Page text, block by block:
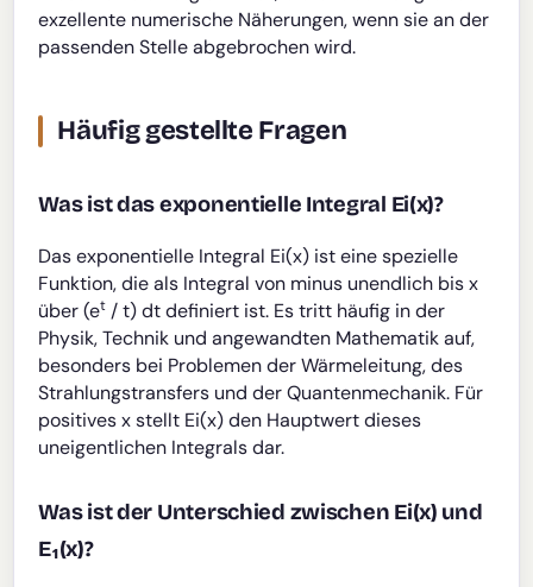
exzellente numerische Näherungen, wenn sie an der
passenden Stelle abgebrochen wird.
Häufig gestellte Fragen
Was ist das exponentielle Integral Ei(x)?
Das exponentielle Integral Ei(x) ist eine spezielle
Funktion, die als Integral von minus unendlich bis x
über (et / t) dt definiert ist. Es tritt häufig in der
Physik, Technik und angewandten Mathematik auf,
besonders bei Problemen der Wärmeleitung, des
Strahlungstransfers und der Quantenmechanik. Für
positives x stellt Ei(x) den Hauptwert dieses
uneigentlichen Integrals dar.
Was ist der Unterschied zwischen Ei(x) und
E₁(x)?